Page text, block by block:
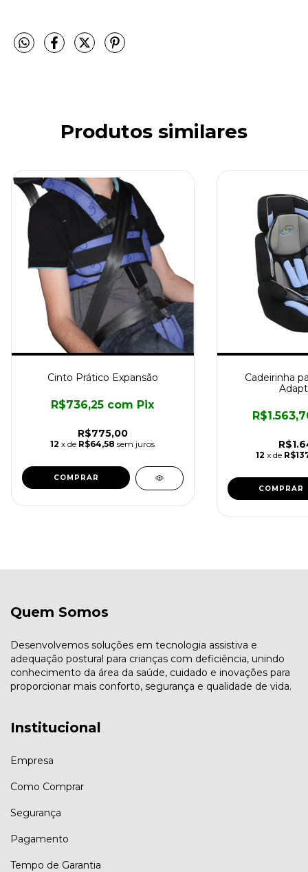
Produtos similares
Cinto Prático Expansão
R$775,00
R$736,25 com Pix
12 x de R$64,58 sem juros
COMPRAR
Cadeirinha
12 x de
Quem Somos
Desenvolvemos soluções em tecnologia assistiva e
adequação postural para crianças com deficiência, unindo
conhecimento da área da saúde, cuidado e inovações para
proporcionar mais conforto, segurança e qualidade de vida.
Institucional
Empresa
Como Comprar
Segurança
Pagamento
Tempo de Garantia